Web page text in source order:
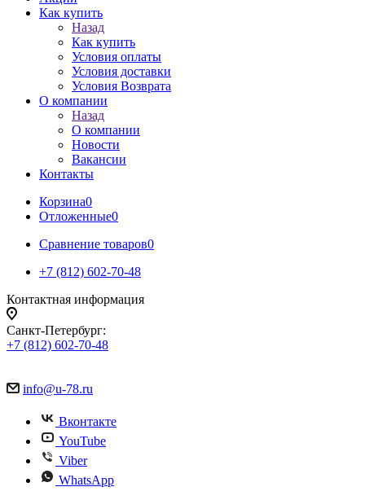
Как купить
Назад
Как купить
Условия оплаты
Условия доставки
Условия Возврата
О компании
Назад
О компании
Новости
Вакансии
Контакты
Корзина0
Отложенные0
Сравнение товаров0
+7 (812) 602-70-48
Контактная информация
Санкт-Петербург:
+7 (812) 602-70-48
info@u-78.ru
Вконтакте
YouTube
Viber
WhatsApp